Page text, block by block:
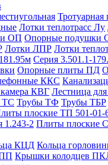
Тротуарная
Лотки теплотрасс Лу
ОП Опорные подушки
Лотки ЛПР Лотки
Серия 3.501.1-
Опорные плиты ПД
ККС
камера КВГ Лестница
ТС Трубы ТФ Трубы ТБР
плоские ТП 501-01-
1.243-2 Плиты плоские
КЦД Кольца
Крышки колодцев